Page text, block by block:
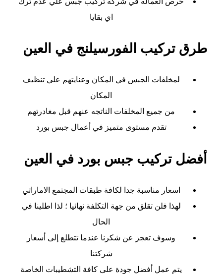
اي بقايا
طرق تركيب الفورسيلنج في العين
لمخلفات الجبس في المكان وعنايتهم علي تنظيف
المكان
من جميع المخلفات الناتجه عنهم قبل مغادرتهم
تقدم مستوى متميز في أعمال جبس بورد
أفضل تركيب جبس بورد في العين
اسعار مناسبة جدا لكافة طبقات المجتمع الاماراتي
لهذا فلن تقلق من جهة التكلفة نهائيا ؛ لذا اطلينا في
الحال
وسوف تعجز عن شكرنا عندما تتطلع إلى أسعار
شركتنا
يتم عمل أفضل جودة على كافة التشطيبات الخاصة